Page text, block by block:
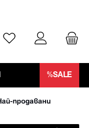
Имате 0 артикули
%SALE